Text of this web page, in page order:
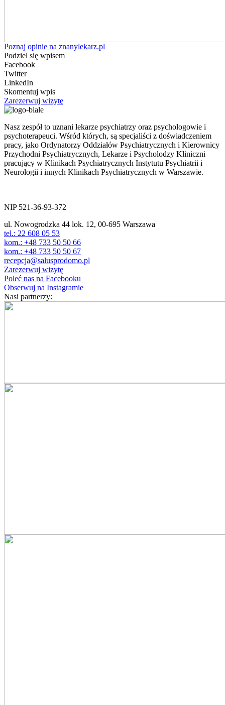
Poznaj opinie na znanylekarz.pl
Podziel się wpisem
Facebook
Twitter
LinkedIn
Skomentuj wpis
Zarezerwuj wizytę
Nasz zespół to uznani lekarze psychiatrzy oraz psychologowie i
psychoterapeuci. Wśród których, są specjaliści z doświadczeniem
pracy, jako Ordynatorzy Oddziałów Psychiatrycznych i Kierownicy
Przychodni Psychiatrycznych, Lekarze i Psycholodzy Kliniczni
pracujący w Klinikach Psychiatrycznych Instytutu Psychiatrii i
Neurologii i innych Klinikach Psychiatrycznych w Warszawie.
NIP 521-36-93-372
ul. Nowogrodzka 44 lok. 12, 00-695 Warszawa
tel.: 22 608 05 53
kom.: +48 733 50 50 66
kom.: +48 733 50 50 67
recepcja@salusprodomo.pl
Zarezerwuj wizytę
Poleć nas na Facebooku
Obserwuj na Instagramie
Nasi partnerzy: